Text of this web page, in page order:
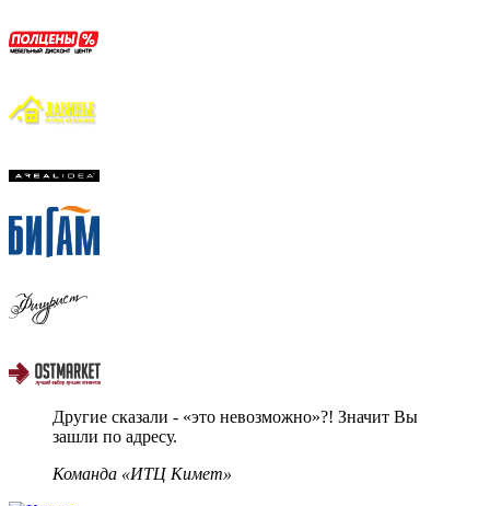
Другие сказали - «это невозможно»?! Значит Вы
зашли по адресу.
Команда «ИТЦ Кимет»